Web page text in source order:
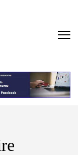
MILAZZO